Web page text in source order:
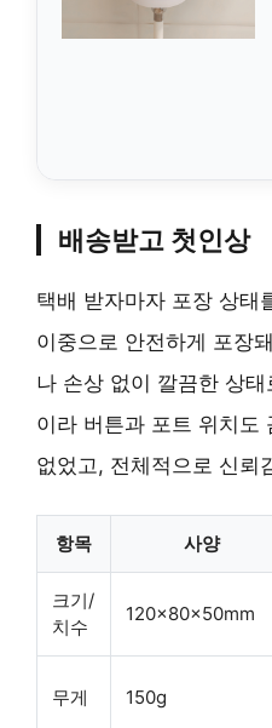
배송받고 첫인상
택배 받자마자 포장 상태
이중으로 안전하게 포장
나 손상 없이 깔끔한 상
이라 버튼과 포트 위치도
없었고, 전체적으로 신뢰
항목 사양
크기/
치수
120×80×50mm
무게 150g